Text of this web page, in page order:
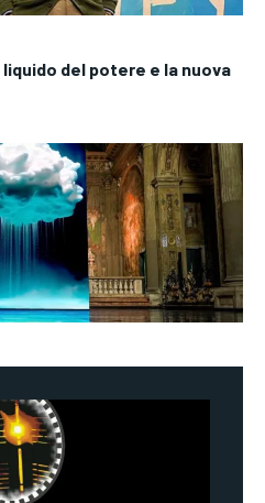
liquido del potere e la nuova